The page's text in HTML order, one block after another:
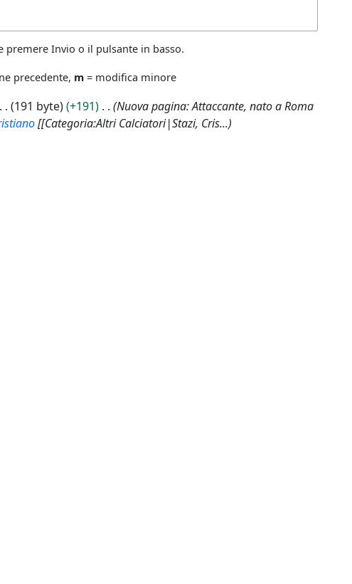
premere Invio o il pulsante in basso.
precedente, m = modifica minore
191 byte +191
Nuova pagina: Attaccante, nato a Roma
[[Categoria:Altri Calciatori|Stazi, Cris...